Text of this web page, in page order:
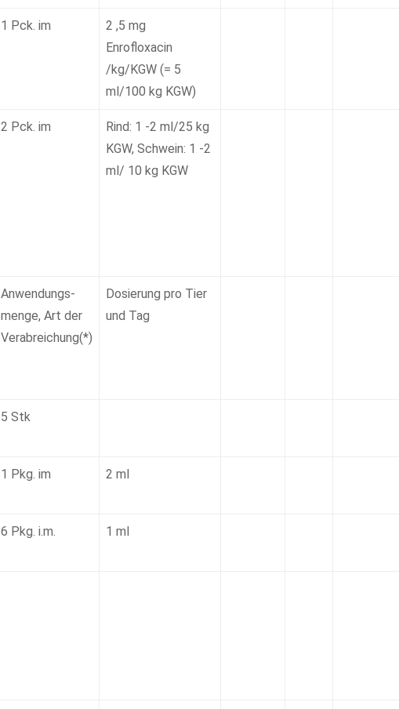
1 Pck. im
2 ,5 mg
Enrofloxacin
/kg/KGW (= 5
ml/100 kg KGW)
2 Pck. im
Rind: 1 -2 ml/25 kg
KGW, Schwein: 1 -2
ml/ 10 kg KGW
Anwendungs-
menge, Art der
Verabreichung(*)
Dosierung pro Tier
und Tag
5 Stk
1 Pkg. im 2 ml
6 Pkg. i.m. 1 ml